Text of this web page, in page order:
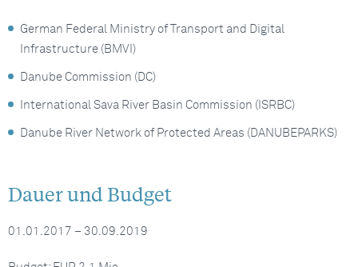
German Federal Ministry of Transport and Digital
Infrastructure (BMVI)
Danube Commission (DC)
International Sava River Basin Commission (ISRBC)
Danube River Network of Protected Areas (DANUBEPARKS)
Dauer und Budget
01.01.2017 – 30.09.2019